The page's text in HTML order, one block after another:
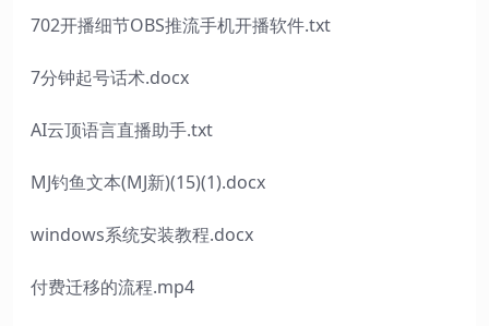
702开播细节OBS推流手机开播软件.txt
7分钟起号话术.docx
AI云顶语言直播助手.txt
MJ钓鱼文本(MJ新)(15)(1).docx
windows系统安装教程.docx
付费迁移的流程.mp4